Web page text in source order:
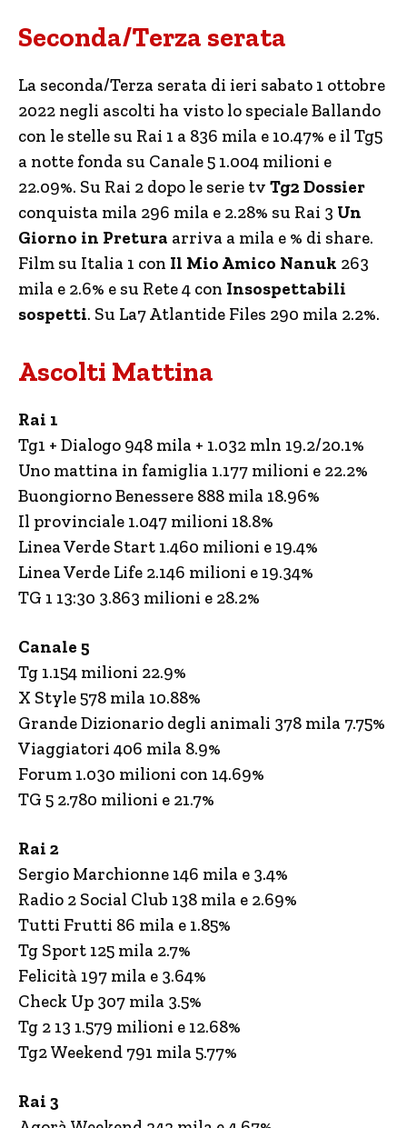
Seconda/Terza serata
La seconda/Terza serata di ieri sabato 1 ottobre
2022 negli ascolti ha visto lo speciale Ballando
con le stelle su Rai 1 a 836 mila e 10.47% e il Tg5
a notte fonda su Canale 5 1.004 milioni e
22.09%. Su Rai 2 dopo le serie tv Tg2 Dossier
conquista mila 296 mila e 2.28% su Rai 3 Un
Giorno in Pretura arriva a mila e % di share.
Film su Italia 1 con Il Mio Amico Nanuk 263
mila e 2.6% e su Rete 4 con Insospettabili
sospetti. Su La7 Atlantide Files 290 mila 2.2%.
Ascolti Mattina
Rai 1
Tg1 + Dialogo 948 mila + 1.032 mln 19.2/20.1%
Uno mattina in famiglia 1.177 milioni e 22.2%
Buongiorno Benessere 888 mila 18.96%
Il provinciale 1.047 milioni 18.8%
Linea Verde Start 1.460 milioni e 19.4%
Linea Verde Life 2.146 milioni e 19.34%
TG 1 13:30 3.863 milioni e 28.2%
Canale 5
Tg 1.154 milioni 22.9%
X Style 578 mila 10.88%
Grande Dizionario degli animali 378 mila 7.75%
Viaggiatori 406 mila 8.9%
Forum 1.030 milioni con 14.69%
TG 5 2.780 milioni e 21.7%
Rai 2
Sergio Marchionne 146 mila e 3.4%
Radio 2 Social Club 138 mila e 2.69%
Tutti Frutti 86 mila e 1.85%
Tg Sport 125 mila 2.7%
Felicità 197 mila e 3.64%
Check Up 307 mila 3.5%
Tg 2 13 1.579 milioni e 12.68%
Tg2 Weekend 791 mila 5.77%
Rai 3